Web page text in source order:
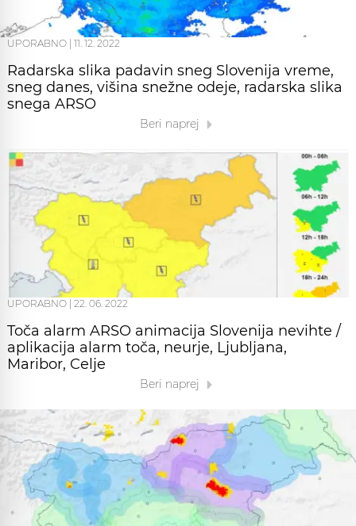
UPORABNO 11. 12. 2022
Radarska slika padavin sneg Slovenija vreme,
sneg danes, višina snežne odeje, radarska slika
snega ARSO
Beri naprej
UPORABNO 22. 06. 2022
Toča alarm ARSO animacija Slovenija nevihte /
aplikacija alarm toča, neurje, Ljubljana,
Maribor, Celje
Beri naprej